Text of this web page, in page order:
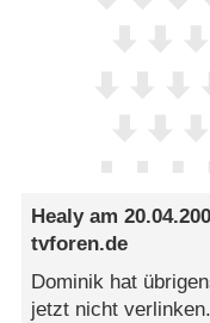
Healyam
tvforen.de
Dominik hat
jetzt nicht